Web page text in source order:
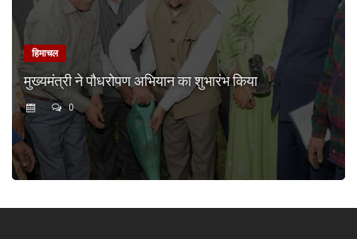
हिमाचल
मुख्यमंत्री ने पौधरोपण अभियान का शुभारंभ किया
0